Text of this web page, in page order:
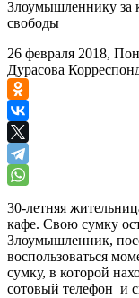
Злоумышленнику за
свободы
26 февраля 2018,
Дурасова
30-летняя
кафе. Свою сумку
Злоумышленник,
воспользоваться
сумку, в которой
сотовый телефон и